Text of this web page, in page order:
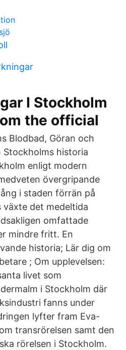
I Stockholm
the official
Blodbad, Göran och
Stockholms historia
enligt modern
övergripande
i staden förrän på
växte det medeltida
omfattade
mindre fritt. En
historia; Lär dig om
; Om upplevelsen:
livet som
i Stockholm där
fanns under
lyfter fram Eva-
transrörelsen samt den
rörelsen i Stockholm.